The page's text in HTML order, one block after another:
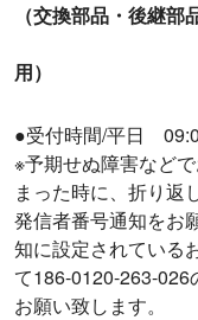
（交換部品・後継
用）
●受付時間/平日
※予期せぬ障害など
まった時に、折り返
発信者番号通知をお
知に設定されている
て186-0120-263-
お願い致します。